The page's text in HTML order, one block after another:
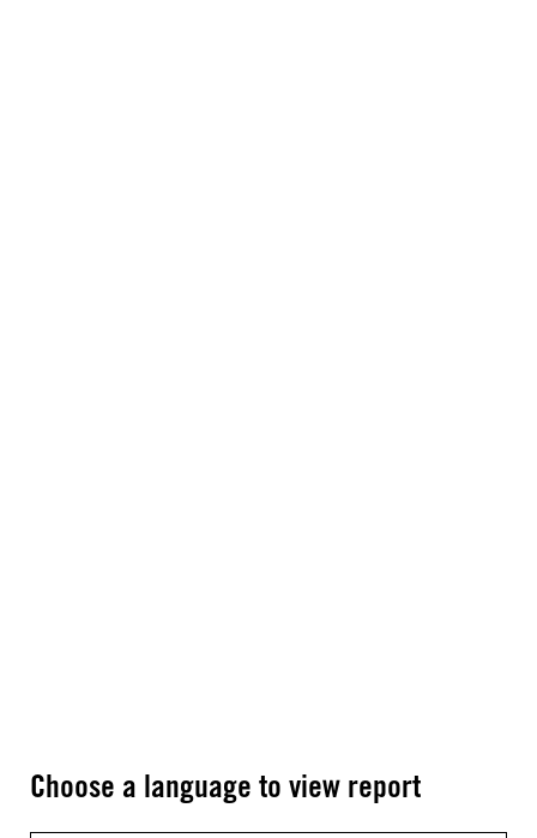
Choose a language to view report